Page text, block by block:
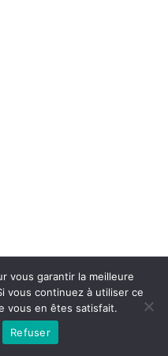
mirabelle}.
vous garantir la meilleure
vous continuez à utiliser ce
vous en êtes satisfait.
Refuser